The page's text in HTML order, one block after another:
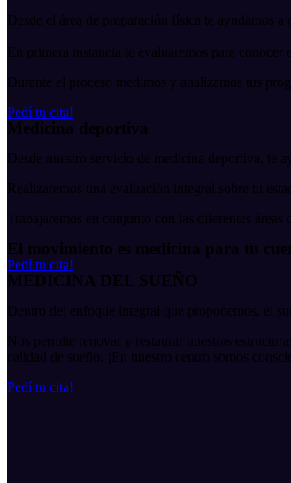
Desde el área de preparación física te ayudamos
En primera instancia te evaluaremos para
Durante el proceso medimos y analizamos tus
Pedí tu cita!
Medicina deportiva
Desde nuestro servicio de medicina deportiva, te
Realizaremos una evaluación integral sobre tu
Trabajaremos en conjunto con las diferentes
El movimiento es medicina para tu
Pedí tu cita!
MEDICINA DEL SUEÑO
Dentro del enfoque integral que proponemos, el
Nos permite renovar y restaurar nuestras
calidad de sueño. ¡En nuestro centro somos
Pedí tu cita!